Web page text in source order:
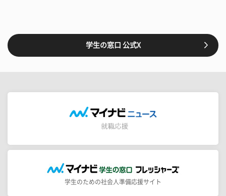
学生の窓口 公式X
学生のための社会人準備応援サイト